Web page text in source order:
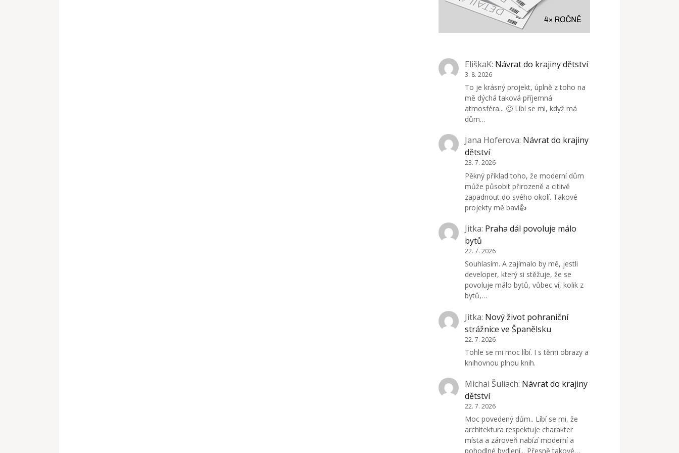
EliškaK: Návrat do krajiny dětství
3. 8. 2026
To je krásný projekt, úplně z toho na
mě dýchá taková příjemná
atmosféra... 🙂 Líbí se mi, když má
dům…
Jana Hoferova: Návrat do krajiny
dětství
23. 7. 2026
Pěkný příklad toho, že moderní dům
může působit přirozeně a citlivě
zapadnout do svého okolí. Takové
projekty mě baví👍
Jitka: Praha dál povoluje málo
bytů
22. 7. 2026
Souhlasím. A zajímalo by mě, jestli
developer, který si stěžuje, že se
povoluje málo bytů, vůbec ví, kolik z
bytů,…
Jitka: Nový život pohraniční
strážnice ve Španělsku
22. 7. 2026
Tohle se mi moc líbí. I s těmi obrazy a
knihovnou plnou knih.
Michal Šuliach: Návrat do krajiny
dětství
22. 7. 2026
Moc povedený dům.. Líbí se mi, že
architektura respektuje charakter
místa a zároveň nabízí moderní a
pohodlné bydlení... Přesně takové…